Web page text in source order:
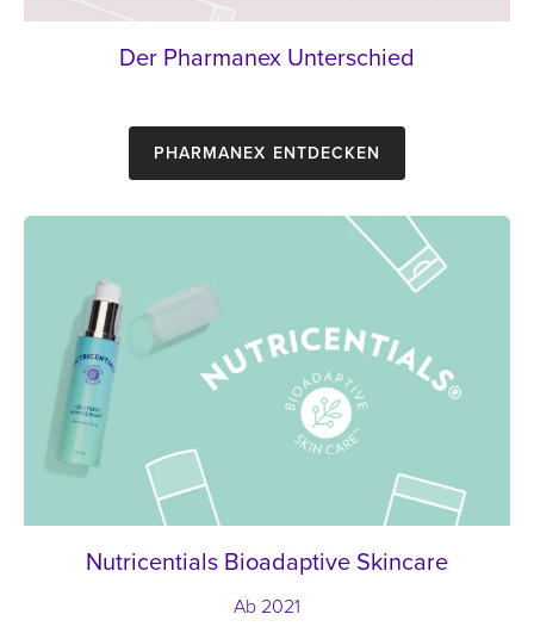
Der Pharmanex Unterschied
Pharmanex entdecken
Nutricentials Bioadaptive Skincare
Ab 2021